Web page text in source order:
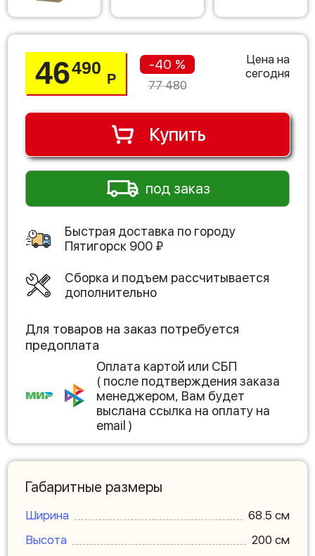
46490
Р
-40 %
77 480
Цена на
сегодня
Купить
под заказ
Быстрая доставка по городу
Пятигорск 900 ₽
Сборка и подъем рассчитывается
дополнительно
Для товаров на заказ потребуется
предоплата
Оплата картой или СБП
( после подтверждения заказа
менеджером, Вам будет
выслана ссылка на оплату на
email )
Габаритные размеры
Ширина
68.5 см
Высота
200 см